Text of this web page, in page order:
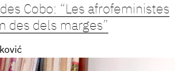
Cobo: “Les afrofeministes
des dels marges”